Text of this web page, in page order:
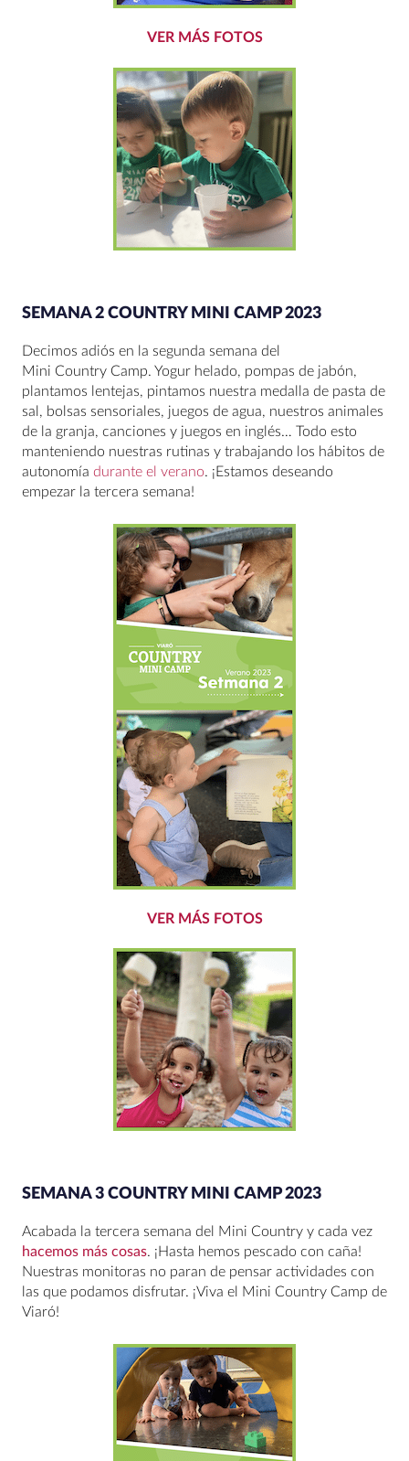
VER MÁS FOTOS
SEMANA 2 COUNTRY MINI CAMP 2023
Decimos adiós en la segunda semana del
Mini Country Camp. Yogur helado, pompas de jabón,
plantamos lentejas, pintamos nuestra medalla de pasta de
sal, bolsas sensoriales, juegos de agua, nuestros animales
de la granja, canciones y juegos en inglés… Todo esto
manteniendo nuestras rutinas y trabajando los hábitos de
autonomía durante el verano. ¡Estamos deseando
empezar la tercera semana!
VER MÁS FOTOS
SEMANA 3 COUNTRY MINI CAMP 2023
Acabada la tercera semana del Mini Country y cada vez
hacemos más cosas. ¡Hasta hemos pescado con caña!
Nuestras monitoras no paran de pensar actividades con
las que podamos disfrutar. ¡Viva el Mini Country Camp de
Viaró!